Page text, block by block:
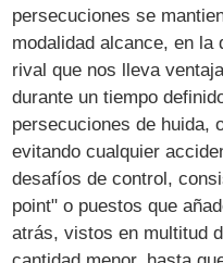
persecuciones se
modalidad alcance, en la
rival que nos lleva
durante un tiempo
persecuciones de huida,
evitando cualquier
desafíos de control,
point" o puestos que
atrás, vistos en multitud